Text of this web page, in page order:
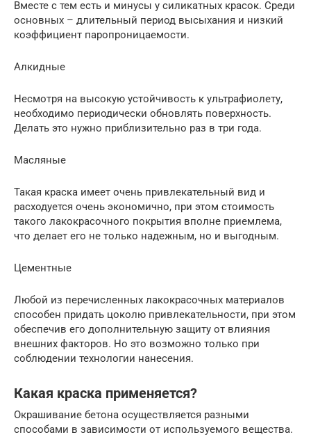
Вместе с тем есть и минусы у силикатных красок. Среди
основных – длительный период высыхания и низкий
коэффициент паропроницаемости.
Алкидные
Несмотря на высокую устойчивость к ультрафиолету,
необходимо периодически обновлять поверхность.
Делать это нужно приблизительно раз в три года.
Масляные
Такая краска имеет очень привлекательный вид и
расходуется очень экономично, при этом стоимость
такого лакокрасочного покрытия вполне приемлема,
что делает его не только надежным, но и выгодным.
Цементные
Любой из перечисленных лакокрасочных материалов
способен придать цоколю привлекательности, при этом
обеспечив его дополнительную защиту от влияния
внешних факторов. Но это возможно только при
соблюдении технологии нанесения.
Какая краска применяется?
Окрашивание бетона осуществляется разными
способами в зависимости от используемого вещества.